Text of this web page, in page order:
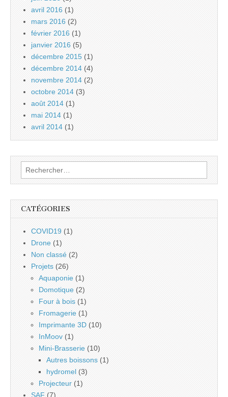
avril 2016 (1)
mars 2016 (2)
février 2016 (1)
janvier 2016 (5)
décembre 2015 (1)
décembre 2014 (4)
novembre 2014 (2)
octobre 2014 (3)
août 2014 (1)
mai 2014 (1)
avril 2014 (1)
Rechercher :
CATÉGORIES
COVID19 (1)
Drone (1)
Non classé (2)
Projets (26)
Aquaponie (1)
Domotique (2)
Four à bois (1)
Fromagerie (1)
Imprimante 3D (10)
InMoov (1)
Mini-Brasserie (10)
Autres boissons (1)
hydromel (3)
Projecteur (1)
SAF (7)